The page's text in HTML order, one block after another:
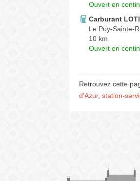
Ouvert en
Carburant
Le Puy-Sainte-
10 km
Ouvert en
Retrouvez cette
d'Azur, station-